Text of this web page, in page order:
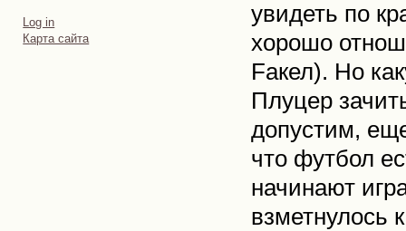
Personal
tools
Log in
Карта сайта
увидеть по
хорошо
Fакел). Но
Плуцер
допустим,
что футбол
начинают
взметнулось